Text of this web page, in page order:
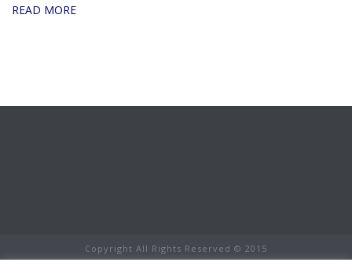
READ MORE
Copyright All Rights Reserved © 2015